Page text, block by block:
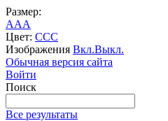
Размер:
AAA
Цвет: CCC
Изображения Вкл.Выкл.
Обычная версия сайта
Войти
Поиск
Все результаты